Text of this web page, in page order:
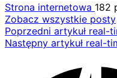
Strona internetowa 182
Zobacz wszystkie posty
Nawigacja
wpisu
Poprzedni artykuł real-
Następny artykuł real-